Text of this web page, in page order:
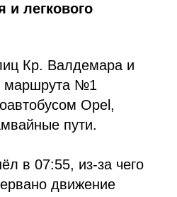
и легкового
Кр. Валдемара и
маршрута №1
Opel,
пути.
в 07:55, из-за чего
движение